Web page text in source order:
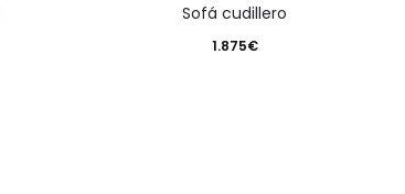
sofá cudillero
1.875€